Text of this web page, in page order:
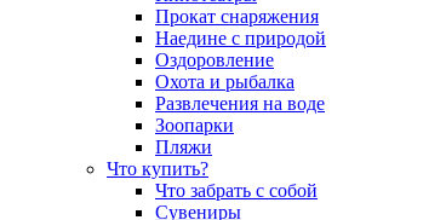
Прокат снаряжения
Наедине с природой
Оздоровление
Охота и рыбалка
Развлечения на воде
Зоопарки
Пляжи
Что купить?
Что забрать с собой
Сувениры